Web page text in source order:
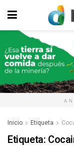
Inicio Etiqueta
Etiqueta: